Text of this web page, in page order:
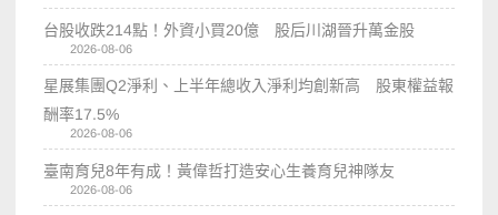
台股收跌214點！外資小買20億 股后川湖晉升萬金股
2026-08-06
星展集團Q2淨利、上半年總收入淨利均創新高 股東權益報
酬率17.5%
2026-08-06
臺南育兒8年有成！黃偉哲打造安心生養育兒神隊友
2026-08-06